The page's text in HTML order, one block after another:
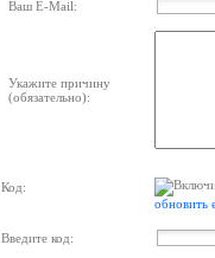
Ваш E-Mail:
Укажите причину
(обязательно):
Код:
обновить
Введите код: